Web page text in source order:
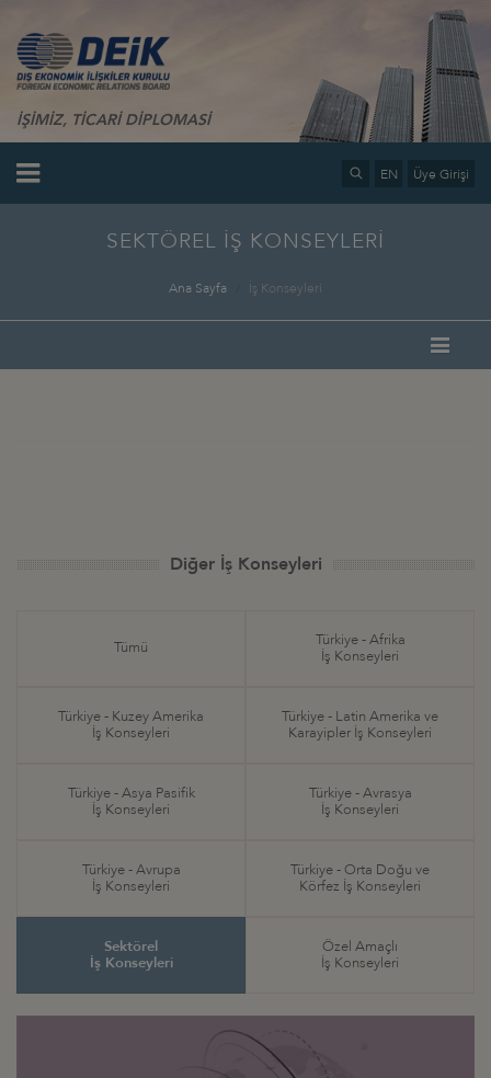
İŞİMİZ, TİCARİ DİPLOMASİ
EN Üye Girişi
SEKTÖREL İŞ KONSEYLERİ
Ana Sayfa İş Konseyleri
Diğer İş Konseyleri
Tümü
Türkiye - Afrika
İş Konseyleri
Türkiye - Kuzey Amerika
İş Konseyleri
Türkiye - Latin Amerika ve
Karayipler İş Konseyleri
Türkiye - Asya Pasifik
İş Konseyleri
Türkiye - Avrasya
İş Konseyleri
Türkiye - Avrupa
İş Konseyleri
Türkiye - Orta Doğu ve
Körfez İş Konseyleri
Sektörel
İş Konseyleri
Özel Amaçlı
İş Konseyleri